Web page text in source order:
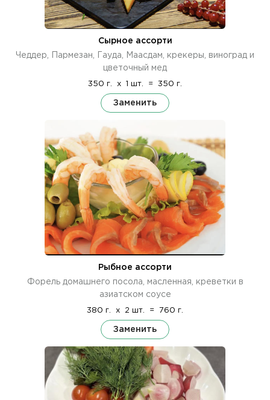
Сырное ассорти
Чеддер, Пармезан, Гауда, Маасдам, крекеры, виноград и
цветочный мед
350 г. x 1 шт. = 350 г.
Заменить
Рыбное ассорти
Форель домашнего посола, масленная, креветки в
азиатском соусе
380 г. x 2 шт. = 760 г.
Заменить